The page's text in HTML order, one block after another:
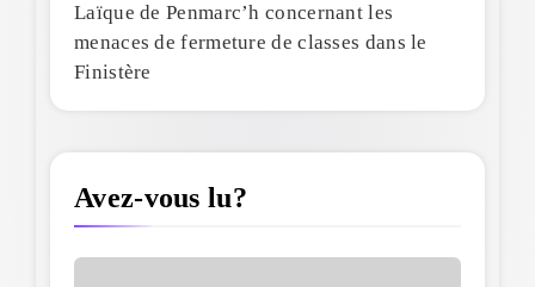
Laïque de Penmarc’h concernant les
menaces de fermeture de classes dans le
Finistère
Avez-vous lu?